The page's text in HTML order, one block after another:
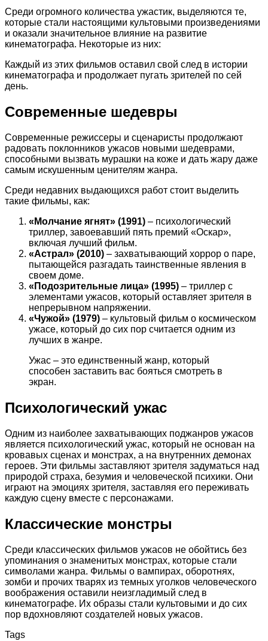
Среди огромного количества ужастик, выделяются те,
которые стали настоящими культовыми произведениями
и оказали значительное влияние на развитие
кинематографа. Некоторые из них:
Каждый из этих фильмов оставил свой след в истории
кинематографа и продолжает пугать зрителей по сей
день.
Современные шедевры
Современные режиссеры и сценаристы продолжают
радовать поклонников ужасов новыми шедеврами,
способными вызвать мурашки на коже и дать жару даже
самым искушенным ценителям жанра.
Среди недавних выдающихся работ стоит выделить
такие фильмы, как:
«Молчание ягнят» (1991) – психологический
триллер, завоевавший пять премий «Оскар»,
включая лучший фильм.
«Астрал» (2010) – захватывающий хоррор о паре,
пытающейся разгадать таинственные явления в
своем доме.
«Подозрительные лица» (1995) – триллер с
элементами ужасов, который оставляет зрителя в
непрерывном напряжении.
«Чужой» (1979) – культовый фильм о космическом
ужасе, который до сих пор считается одним из
лучших в жанре.
Ужас – это единственный жанр, который
способен заставить вас бояться смотреть в
экран.
Психологический ужас
Одним из наиболее захватывающих поджанров ужасов
является психологический ужас, который не основан на
кровавых сценах и монстрах, а на внутренних демонах
героев. Эти фильмы заставляют зрителя задуматься над
природой страха, безумия и человеческой психики. Они
играют на эмоциях зрителя, заставляя его переживать
каждую сцену вместе с персонажами.
Классические монстры
Среди классических фильмов ужасов не обойтись без
упоминания о знаменитых монстрах, которые стали
символами жанра. Фильмы о вампирах, оборотнях,
зомби и прочих тварях из темных уголков человеческого
воображения оставили неизгладимый след в
кинематографе. Их образы стали культовыми и до сих
пор вдохновляют создателей новых ужасов.
Tags